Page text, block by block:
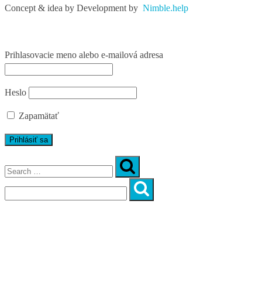
Concept & idea by Development by Nimble.help
Prihlasovacie meno alebo e-mailová adresa
Heslo
Zapamätať